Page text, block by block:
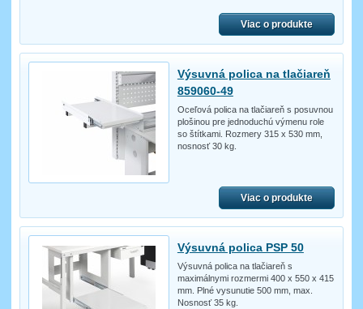
Viac o produkte
Výsuvná polica na tlačiareň
859060-49
Oceľová polica na tlačiareň s posuvnou
plošinou pre jednoduchú výmenu role
so štítkami. Rozmery 315 x 530 mm,
nosnosť 30 kg.
Viac o produkte
Výsuvná polica PSP 50
Výsuvná polica na tlačiareň s
maximálnymi rozmermi 400 x 550 x 415
mm. Plné vysunutie 500 mm, max.
Nosnosť 35 kg.